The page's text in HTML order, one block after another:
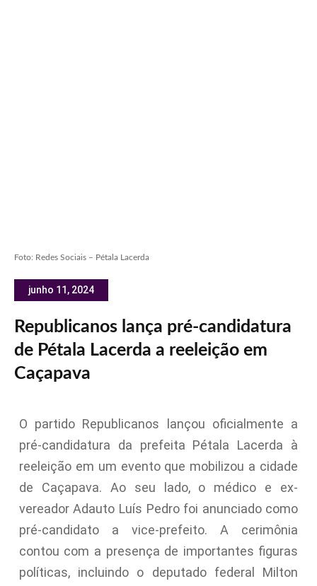
Foto: Redes Sociais – Pétala Lacerda
junho 11, 2024
Republicanos lança pré-candidatura
de Pétala Lacerda a reeleição em
Caçapava
O partido Republicanos lançou oficialmente a
pré-candidatura da prefeita Pétala Lacerda à
reeleição em um evento que mobilizou a cidade
de Caçapava. Ao seu lado, o médico e ex-
vereador Adauto Luís Pedro foi anunciado como
pré-candidato a vice-prefeito. A cerimônia
contou com a presença de importantes figuras
políticas, incluindo o deputado federal Milton